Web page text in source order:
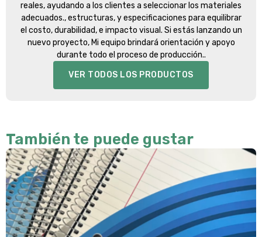
reales, ayudando a los clientes a seleccionar los materiales
adecuados., estructuras, y especificaciones para equilibrar
el costo, durabilidad, e impacto visual. Si estás lanzando un
nuevo proyecto, Mi equipo brindará orientación y apoyo
durante todo el proceso de producción..
VER TODOS LOS PRODUCTOS
También te puede gustar